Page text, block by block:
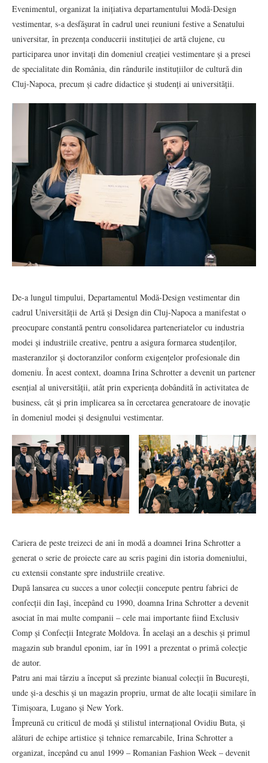
Evenimentul, organizat la inițiativa departamentului Modă-Design
vestimentar, s-a desfășurat în cadrul unei reuniuni festive a Senatului
universitar, în prezența conducerii instituției de artă clujene, cu
participarea unor invitați din domeniul creației vestimentare și a presei
de specialitate din România, din rândurile instituțiilor de cultură din
Cluj-Napoca, precum și cadre didactice și studenți ai universității.
De-a lungul timpului, Departamentul Modă-Design vestimentar din
cadrul Universității de Artă și Design din Cluj-Napoca a manifestat o
preocupare constantă pentru consolidarea parteneriatelor cu industria
modei și industriile creative, pentru a asigura formarea studenților,
masteranzilor și doctoranzilor conform exigențelor profesionale din
domeniu. În acest context, doamna Irina Schrotter a devenit un partener
esențial al universității, atât prin experiența dobândită în activitatea de
business, cât și prin implicarea sa în cercetarea generatoare de inovație
în domeniul modei și designului vestimentar.
Cariera de peste treizeci de ani în modă a doamnei Irina Schrotter a
generat o serie de proiecte care au scris pagini din istoria domeniului,
cu extensii constante spre industriile creative.
După lansarea cu succes a unor colecții concepute pentru fabrici de
confecții din Iași, începând cu 1990, doamna Irina Schrotter a devenit
asociat în mai multe companii – cele mai importante fiind Exclusiv
Comp și Confecții Integrate Moldova. În același an a deschis și primul
magazin sub brandul eponim, iar în 1991 a prezentat o primă colecție
de autor.
Patru ani mai târziu a început să prezinte bianual colecții în București,
unde și-a deschis și un magazin propriu, urmat de alte locații similare în
Timișoara, Lugano și New York.
Împreună cu criticul de modă și stilistul internațional Ovidiu Buta, și
alături de echipe artistice și tehnice remarcabile, Irina Schrotter a
organizat, începând cu anul 1999 – Romanian Fashion Week – devenit